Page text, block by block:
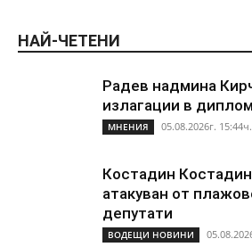
НАЙ-ЧЕТЕНИ
Радев надмина
излагации в
МНЕНИЯ 05.08.2026г. 15:44ч.
Костадин
атакуван от
депутати
ВОДЕЩИ НОВИНИ